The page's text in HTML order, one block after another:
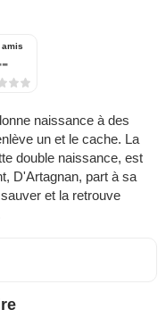
amis
naissance à des
un et le cache. La
double naissance, est
D'Artagnan, part à sa
et la retrouve